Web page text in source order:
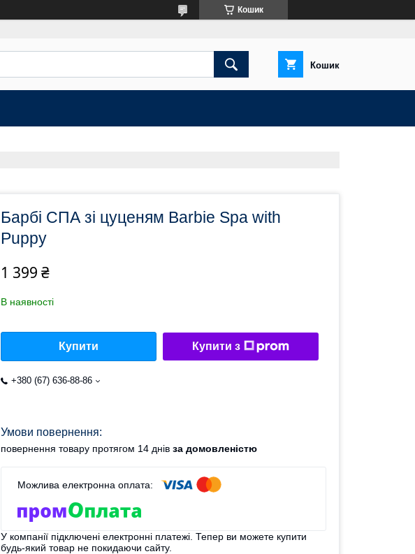
Кошик
Кошик
Барбі СПА зі цуценям Barbie Spa with
Puppy
1 399 ₴
В наявності
Купити Купити з
+380 (67) 636-88-86
повернення товару протягом 14 днів за домовленістю
У компанії підключені електронні платежі. Тепер ви можете купити
будь-який товар не покидаючи сайту.